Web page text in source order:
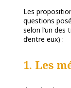
Les
questions
selon l’un
d’entre eux) :
1. Les